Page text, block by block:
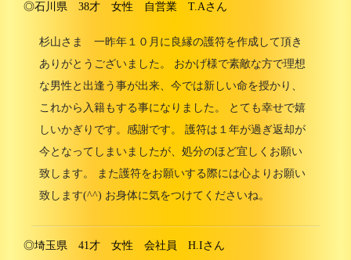
◎石川県 38才 女性 自営業 T.Aさん
杉山さま 一昨年１０月に良縁の護符を作成して頂き
ありがとうございました。 おかげ様で素敵な方で理想
な男性と出逢う事が出来、今では新しい命を授かり、
これから入籍もする事になりました。 とても幸せで嬉
しいかぎりです。感謝です。 護符は１年が過ぎ返却が
今となってしまいましたが、処分のほど宜しくお願い
致します。 また護符をお願いする際には心よりお願い
致します(^^) お身体に気をつけてくださいね。
◎埼玉県 41才 女性 会社員 H.Iさん